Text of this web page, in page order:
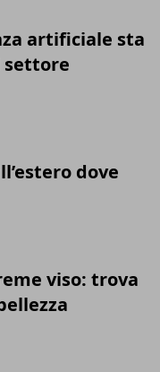
artificiale sta
settore
dove
viso: trova